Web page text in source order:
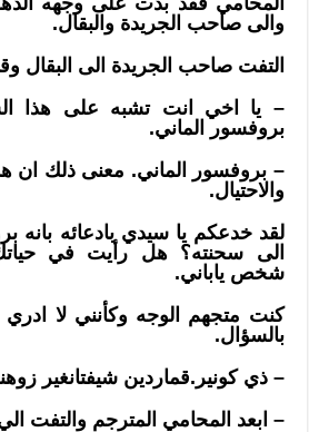
والى صاحب الجريدة والبقال.
التفت صاحب الجريدة الى البقال
– يا اخي انت تشبه على هذا
بروفسور الماني.
– بروفسور الماني. معنى ذلك ان
والاحتيال.
لقد خدعكم يا سيدي بادعائه بانه
الى سحنته؟ هل رأيت في حياتك
شخص ياباني.
كنت متجهم الوجه وكأنني لا
بالسؤال.
– ذي كونير.قماردين شيفتانغير
– ابعد المحامي المترجم والتفت الي